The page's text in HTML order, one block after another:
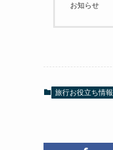
お知らせ
旅行お役立ち情報